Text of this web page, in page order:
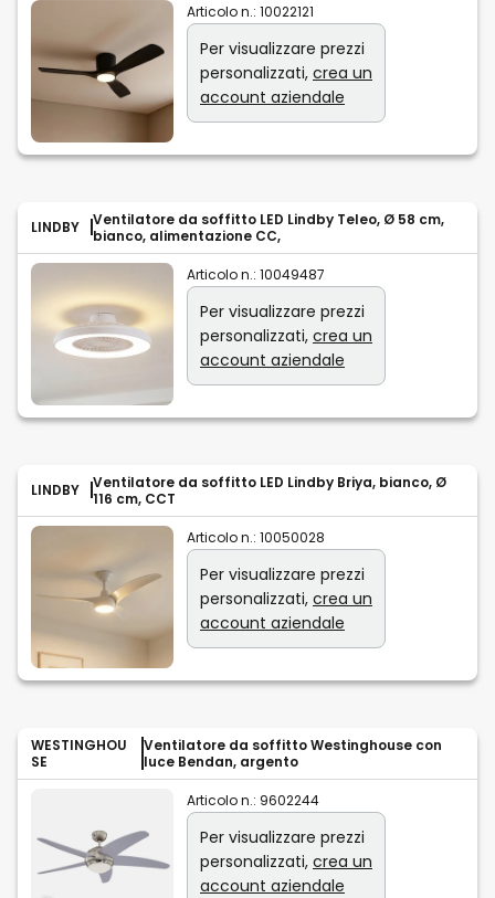
Articolo n.: 10022121
Per visualizzare prezzi
personalizzati, crea un
account aziendale
LINDBY
Ventilatore da soffitto LED Lindby Teleo, Ø 58 cm,
bianco, alimentazione CC,
Articolo n.: 10049487
Per visualizzare prezzi
personalizzati, crea un
account aziendale
LINDBY
Ventilatore da soffitto LED Lindby Briya, bianco, Ø
116 cm, CCT
Articolo n.: 10050028
Per visualizzare prezzi
personalizzati, crea un
account aziendale
WESTINGHOU
SE
Ventilatore da soffitto Westinghouse con
luce Bendan, argento
Articolo n.: 9602244
Per visualizzare prezzi
personalizzati, crea un
account aziendale